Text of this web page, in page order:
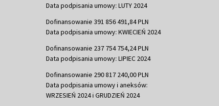
Data podpisania umowy: LUTY 2024
Dofinansowanie 391 856 491,84 PLN
Data podpisania umowy: KWIECIEŃ 2024
Dofinansowanie 237 754 754,24 PLN
Data podpisania umowy: LIPIEC 2024
Dofinansowanie 290 817 240,00 PLN
Data podpisania umowy i aneksów:
WRZESIEŃ 2024 i GRUDZIEŃ 2024